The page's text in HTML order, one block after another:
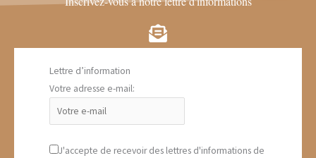
Lettre d’information
Votre adresse e-mail:
J'accepte de recevoir des lettres d'informations de